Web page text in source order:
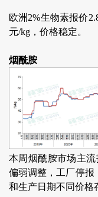
欧洲2%生物素报价
元/kg，价格稳定。
烟酰胺
本周烟酰胺市场主流
偏弱调整，工厂停报
和生产日期不同价格